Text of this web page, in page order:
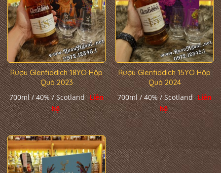
Rượu Glenfiddich 18YO Hộp
Quà 2023
700ml / 40% / Scotland Liên
hệ
Rượu Glenfiddich 15YO Hộp
Quà 2024
700ml / 40% / Scotland Liên
hệ